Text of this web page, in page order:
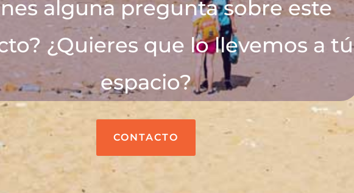
alguna pregunta sobre este
¿Quieres que lo llevemos a tú
espacio?
CONTACTO